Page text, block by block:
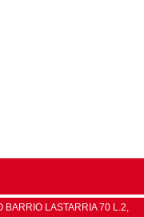
BARRIO LASTARRIA 70 L.2,